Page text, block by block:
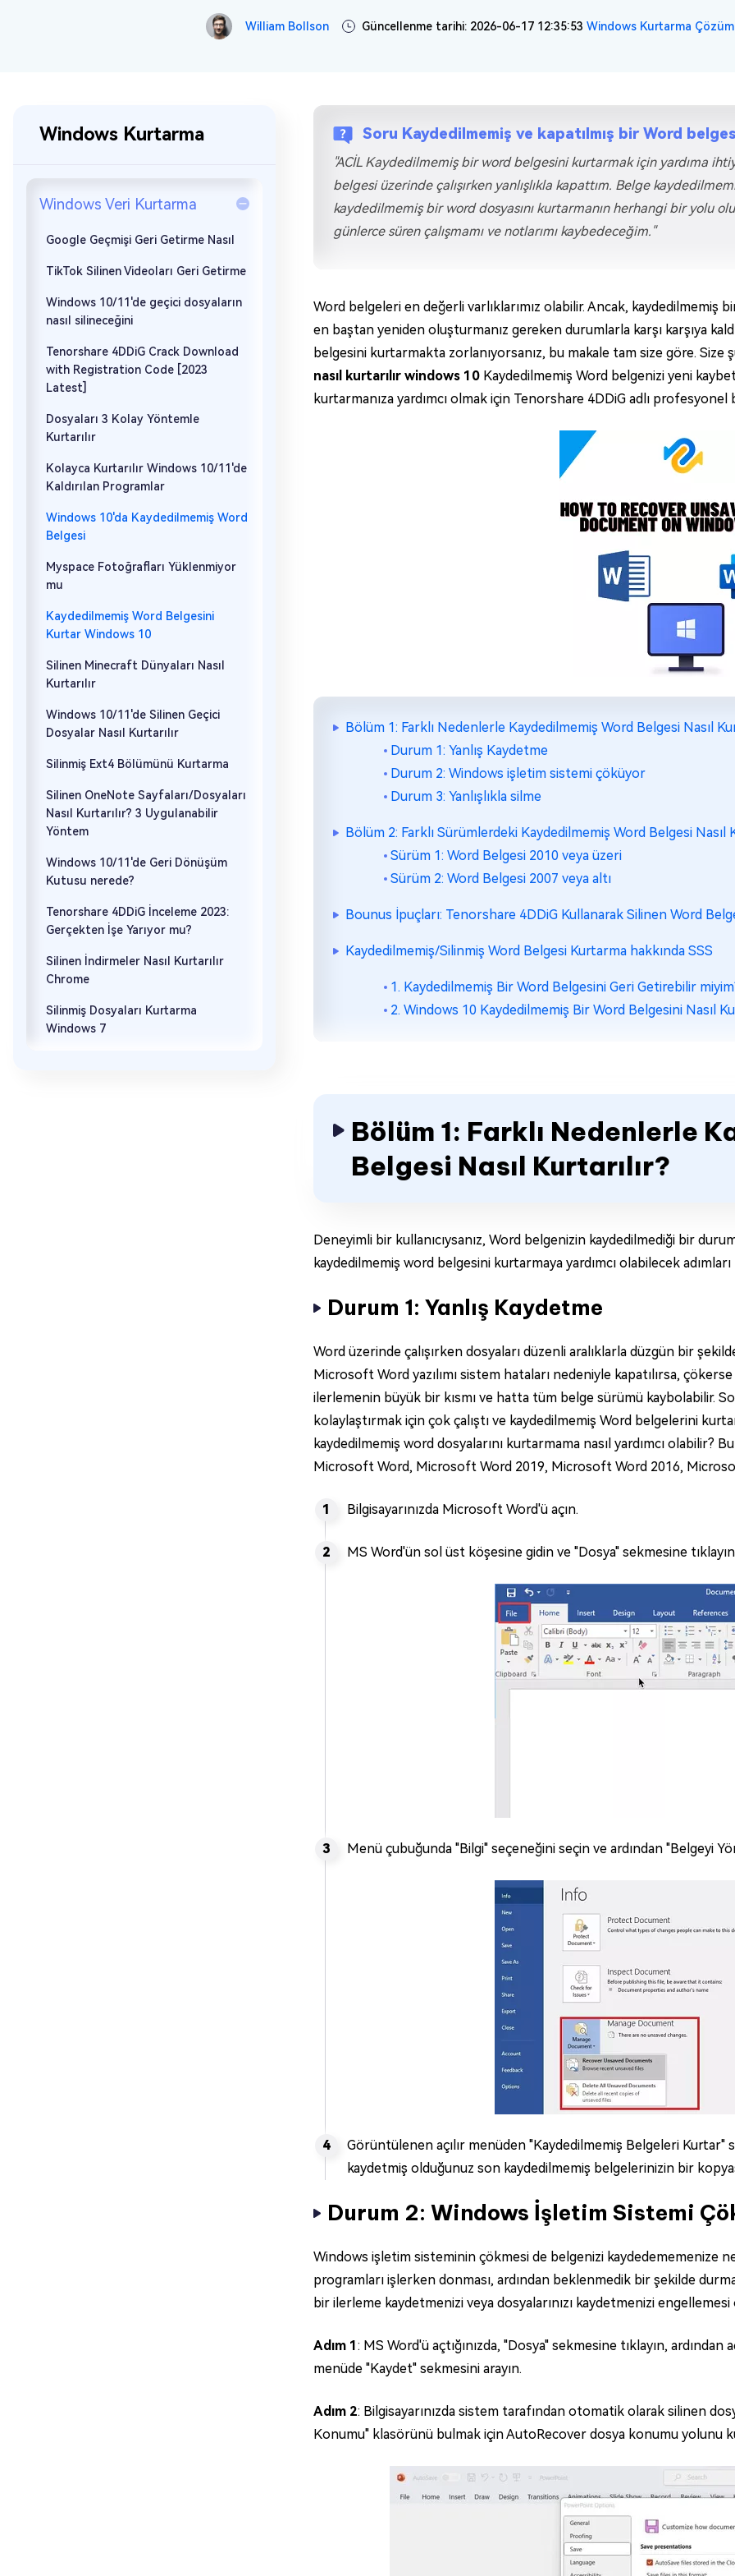
William Bollson Güncellenme tarihi: 2026-06-17 12:35:53 Windows Kurtarma
Windows Kurtarma
Windows Veri Kurtarma
Google Geçmişi Geri Getirme Nasıl
TikTok Silinen Videoları Geri Getirme
Windows 10/11'de geçici dosyaların
nasıl silineceğini
Tenorshare 4DDiG Crack Download
with Registration Code [2023
Latest]
Dosyaları 3 Kolay Yöntemle
Kurtarılır
Kolayca Kurtarılır Windows 10/11'de
Kaldırılan Programlar
Windows 10'da Kaydedilmemiş Word
Belgesi
Myspace Fotoğrafları Yüklenmiyor
mu
Kaydedilmemiş Word Belgesini
Kurtar Windows 10
Silinen Minecraft Dünyaları Nasıl
Kurtarılır
Windows 10/11'de Silinen Geçici
Dosyalar Nasıl Kurtarılır
Silinmiş Ext4 Bölümünü Kurtarma
Silinen OneNote Sayfaları/Dosyaları
Nasıl Kurtarılır? 3 Uygulanabilir
Yöntem
Windows 10/11'de Geri Dönüşüm
Kutusu nerede?
Tenorshare 4DDiG İnceleme 2023:
Gerçekten İşe Yarıyor mu?
Silinen İndirmeler Nasıl Kurtarılır
Chrome
Silinmiş Dosyaları Kurtarma
Windows 7
Soru Kaydedilmemiş ve kapatılmış bir Word
"ACİL Kaydedilmemiş bir word belgesini kurtarmak için yardıma
belgesi üzerinde çalışırken yanlışlıkla kapattım. Belge
kaydedilmemiş bir word dosyasını kurtarmanın herhangi bir yolu
günlerce süren çalışmamı ve notlarımı kaybedeceğim."
Word belgeleri en değerli varlıklarımız olabilir. Ancak, kaydedilmemiş
en baştan yeniden oluşturmanız gereken durumlarla karşı karşıya
belgesini kurtarmakta zorlanıyorsanız, bu makale tam size göre. Size
nasıl kurtarılır windows 10 Kaydedilmemiş Word belgenizi yeni
kurtarmanıza yardımcı olmak için Tenorshare 4DDiG adlı profesyonel
Bölüm 1: Farklı Nedenlerle Kaydedilmemiş Word Belgesi Nasıl
Durum 1: Yanlış Kaydetme
Durum 2: Windows işletim sistemi çöküyor
Durum 3: Yanlışlıkla silme
Bölüm 2: Farklı Sürümlerdeki Kaydedilmemiş Word Belgesi Nasıl
Sürüm 1: Word Belgesi 2010 veya üzeri
Sürüm 2: Word Belgesi 2007 veya altı
Bounus İpuçları: Tenorshare 4DDiG Kullanarak Silinen Word
Kaydedilmemiş/Silinmiş Word Belgesi Kurtarma hakkında SSS
1. Kaydedilmemiş Bir Word Belgesini Geri Getirebilir
2. Windows 10 Kaydedilmemiş Bir Word Belgesini Nasıl
Bölüm 1: Farklı Nedenlerle
Belgesi Nasıl Kurtarılır?
Deneyimli bir kullanıcıysanız, Word belgenizin kaydedilmediği bir
kaydedilmemiş word belgesini kurtarmaya yardımcı olabilecek
Durum 1: Yanlış Kaydetme
Word üzerinde çalışırken dosyaları düzenli aralıklarla düzgün bir
Microsoft Word yazılımı sistem hataları nedeniyle kapatılırsa,
ilerlemenin büyük bir kısmı ve hatta tüm belge sürümü kaybolabilir.
kolaylaştırmak için çok çalıştı ve kaydedilmemiş Word belgelerini
kaydedilmemiş word dosyalarını kurtarmama nasıl yardımcı olabilir?
Microsoft Word, Microsoft Word 2019, Microsoft Word 2016,
Bilgisayarınızda Microsoft Word'ü açın.
MS Word'ün sol üst köşesine gidin ve "Dosya" sekmesine
Menü çubuğunda "Bilgi" seçeneğini seçin ve ardından "Belgeyi
Görüntülenen açılır menüden "Kaydedilmemiş Belgeleri Kurtar"
kaydetmiş olduğunuz son kaydedilmemiş belgelerinizin bir
Durum 2: Windows İşletim Sistemi
Windows işletim sisteminin çökmesi de belgenizi kaydedememenize
programları işlerken donması, ardından beklenmedik bir şekilde
bir ilerleme kaydetmenizi veya dosyalarınızı kaydetmenizi engellemesi
Adım 1: MS Word'ü açtığınızda, "Dosya" sekmesine tıklayın,
menüde "Kaydet" sekmesini arayın.
Adım 2: Bilgisayarınızda sistem tarafından otomatik olarak silinen
Konumu" klasörünü bulmak için AutoRecover dosya konumu yolunu